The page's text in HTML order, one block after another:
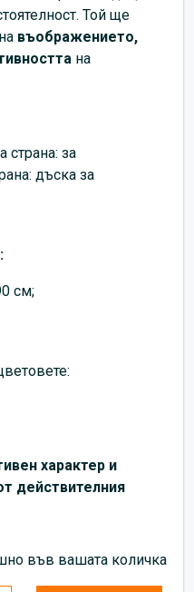
Той ще
въображението,
на
страна: за
дъска за
см;
характер и
действителния
във вашата количка